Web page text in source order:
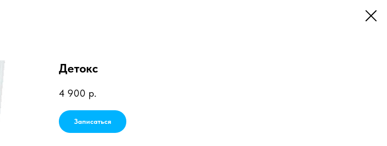
Детокс
4 900 р.
Записаться